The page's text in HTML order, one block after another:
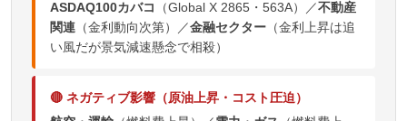
ASDAQ100カバコ
（Global X 2865・563A）／不動産
関連 （金利動向次第）／金融セクター （金利上昇は追
い風だが景気減速懸念で相殺）
🔴 ネガティブ影響（原油上昇・コスト圧迫）